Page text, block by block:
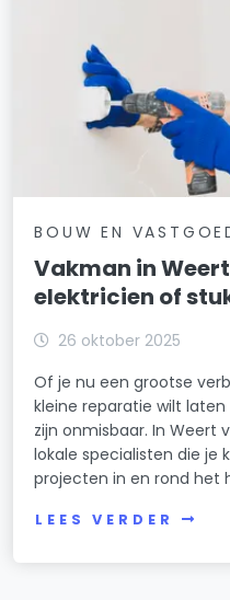
BOUW EN
Vakman in
elektricien of
26 oktober 2025
Of je nu een grootse
kleine reparatie wilt
zijn onmisbaar. In Weert
lokale specialisten die je
projecten in en rond het
LEES VERDER